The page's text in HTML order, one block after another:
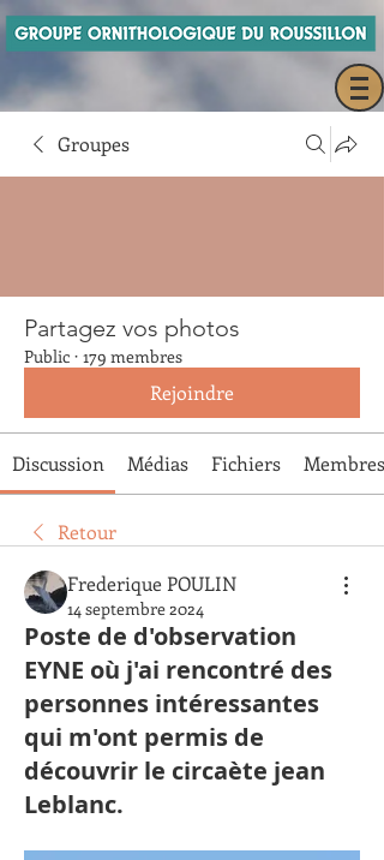
Groupes
Partagez vos photos
Public · 179 membres
Rejoindre
Discussion Médias Fichiers Membres
Retour
Frederique POULIN
14 septembre 2024
Poste de d'observation
EYNE où j'ai rencontré des
personnes intéressantes
qui m'ont permis de
découvrir le circaète jean
Leblanc.